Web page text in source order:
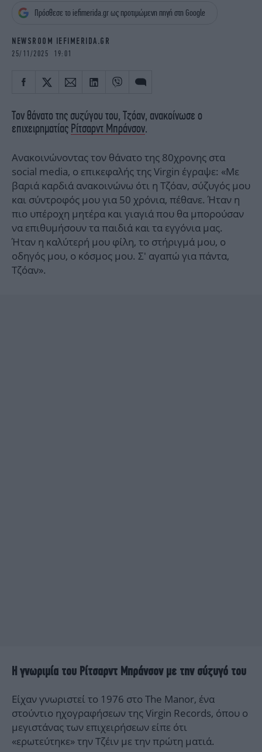
iBOOKS
MEDIA
Πρόσθεσε το iefimerida.gr ως προτιμώμενη πηγή στη Google
NEWSROOM IEFIMERIDA.GR
25/11/2025 19:01
Τον θάνατο της συζύγου του, Τζόαν, ανακοίνωσε ο
επιχειρηματίας Ρίτσαρντ Μπράνσον.
Ανακοινώνοντας τον θάνατο της 80χρονης στα
social media, ο επικεφαλής της Virgin έγραψε: «Με
βαριά καρδιά ανακοινώνω ότι η Τζόαν, σύζυγός μου
και σύντροφός μου για 50 χρόνια, πέθανε. Ήταν η
πιο υπέροχη μητέρα και γιαγιά που θα μπορούσαν
να επιθυμήσουν τα παιδιά και τα εγγόνια μας.
Ήταν η καλύτερή μου φίλη, το στήριγμά μου, ο
οδηγός μου, ο κόσμος μου. Σ' αγαπώ για πάντα,
Τζόαν».
Η γνωριμία του Ρίτσαρντ Μπράνσον με την σύζυγό του
Είχαν γνωριστεί το 1976 στο The Manor, ένα
στούντιο ηχογραφήσεων της Virgin Records, όπου ο
μεγιστάνας των επιχειρήσεων είπε ότι
«ερωτεύτηκε» την Τζέιν με την πρώτη ματιά.